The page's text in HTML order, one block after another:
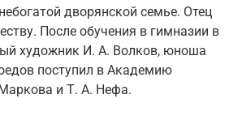
дворянской семье. Отец
После обучения в гимназии в
художник И. А. Волков, юноша
поступил в Академию
и Т. А. Нефа.